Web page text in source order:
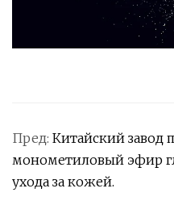
Пред: Китайский завод
монометиловый эфир
ухода за кожей.